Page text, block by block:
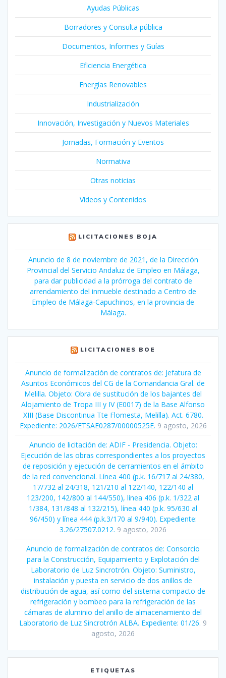
Ayudas Públicas
Borradores y Consulta pública
Documentos, Informes y Guías
Eficiencia Energética
Energías Renovables
Industrialización
Innovación, Investigación y Nuevos Materiales
Jornadas, Formación y Eventos
Normativa
Otras noticias
Videos y Contenidos
LICITACIONES BOJA
Anuncio de 8 de noviembre de 2021, de la Dirección
Provincial del Servicio Andaluz de Empleo en Málaga,
para dar publicidad a la prórroga del contrato de
arrendamiento del inmueble destinado a Centro de
Empleo de Málaga-Capuchinos, en la provincia de
Málaga.
LICITACIONES BOE
Anuncio de formalización de contratos de: Jefatura de
Asuntos Económicos del CG de la Comandancia Gral. de
Melilla. Objeto: Obra de sustitución de los bajantes del
Alojamiento de Tropa III y IV (E0017) de la Base Alfonso
XIII (Base Discontinua Tte Flomesta, Melilla). Act. 6780.
Expediente: 2026/ETSAE0287/00000525E. 9 agosto, 2026
Anuncio de licitación de: ADIF - Presidencia. Objeto:
Ejecución de las obras correspondientes a los proyectos
de reposición y ejecución de cerramientos en el ámbito
de la red convencional. Línea 400 (p.k. 16/717 al 24/380,
17/732 al 24/318, 121/210 al 122/140, 122/140 al
123/200, 142/800 al 144/550), línea 406 (p.k. 1/322 al
1/384, 131/848 al 132/215), línea 440 (p.k. 95/630 al
96/450) y línea 444 (p.k.3/170 al 9/940). Expediente:
3.26/27507.0212. 9 agosto, 2026
Anuncio de formalización de contratos de: Consorcio
para la Construcción, Equipamiento y Explotación del
Laboratorio de Luz Sincrotrón. Objeto: Suministro,
instalación y puesta en servicio de dos anillos de
distribución de agua, así como del sistema compacto de
refrigeración y bombeo para la refrigeración de las
cámaras de aluminio del anillo de almacenamiento del
Laboratorio de Luz Sincrotrón ALBA. Expediente: 01/26. 9
agosto, 2026
ETIQUETAS